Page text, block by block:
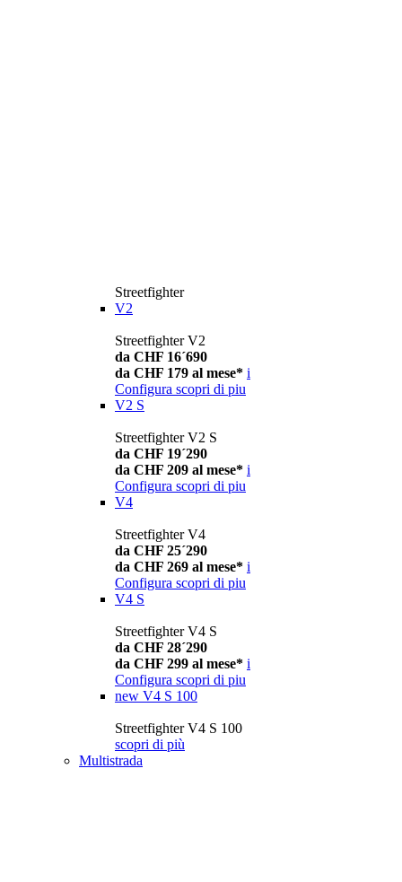
Streetfighter
V2
Streetfighter V2
da CHF 16´690
da CHF 179 al mese* i
Configura scopri di piu
V2 S
Streetfighter V2 S
da CHF 19´290
da CHF 209 al mese* i
Configura scopri di piu
V4
Streetfighter V4
da CHF 25´290
da CHF 269 al mese* i
Configura scopri di piu
V4 S
Streetfighter V4 S
da CHF 28´290
da CHF 299 al mese* i
Configura scopri di piu
new V4 S 100
Streetfighter V4 S 100
scopri di più
Multistrada